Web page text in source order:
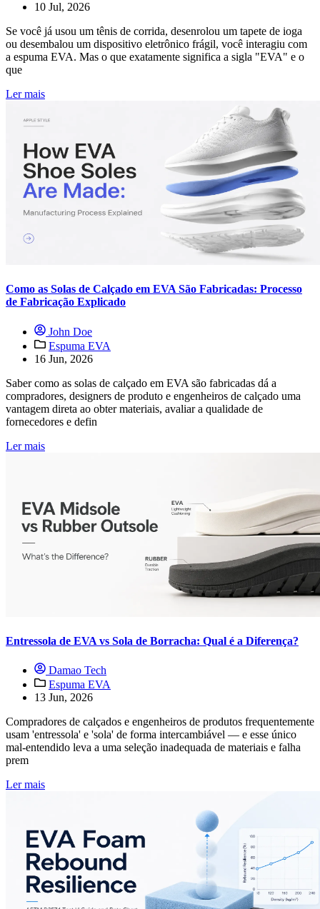
10 Jul, 2026
Se você já usou um tênis de corrida, desenrolou um tapete de ioga
ou desembalou um dispositivo eletrônico frágil, você interagiu com
a espuma EVA. Mas o que exatamente significa a sigla "EVA" e o
que
Ler mais
Como as Solas de Calçado em EVA São Fabricadas: Processo
de Fabricação Explicado
John Doe
Espuma EVA
16 Jun, 2026
Saber como as solas de calçado em EVA são fabricadas dá a
compradores, designers de produto e engenheiros de calçado uma
vantagem direta ao obter materiais, avaliar a qualidade de
fornecedores e defin
Ler mais
Entressola de EVA vs Sola de Borracha: Qual é a Diferença?
Damao Tech
Espuma EVA
13 Jun, 2026
Compradores de calçados e engenheiros de produtos frequentemente
usam 'entressola' e 'sola' de forma intercambiável — e esse único
mal-entendido leva a uma seleção inadequada de materiais e falha
prem
Ler mais